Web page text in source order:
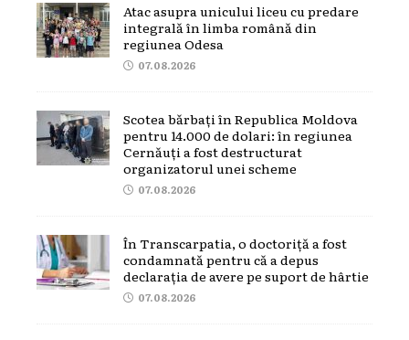
Atac asupra unicului liceu cu predare
integrală în limba română din
regiunea Odesa
07.08.2026
Scotea bărbați în Republica Moldova
pentru 14.000 de dolari: în regiunea
Cernăuți a fost destructurat
organizatorul unei scheme
07.08.2026
În Transcarpatia, o doctoriță a fost
condamnată pentru că a depus
declarația de avere pe suport de hârtie
07.08.2026